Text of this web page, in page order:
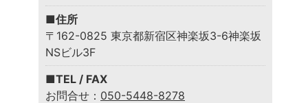
■住所
〒162-0825 東京都新宿区神楽坂3-6神楽坂
NSビル3F
■TEL / FAX
お問合せ： 050-5448-8278